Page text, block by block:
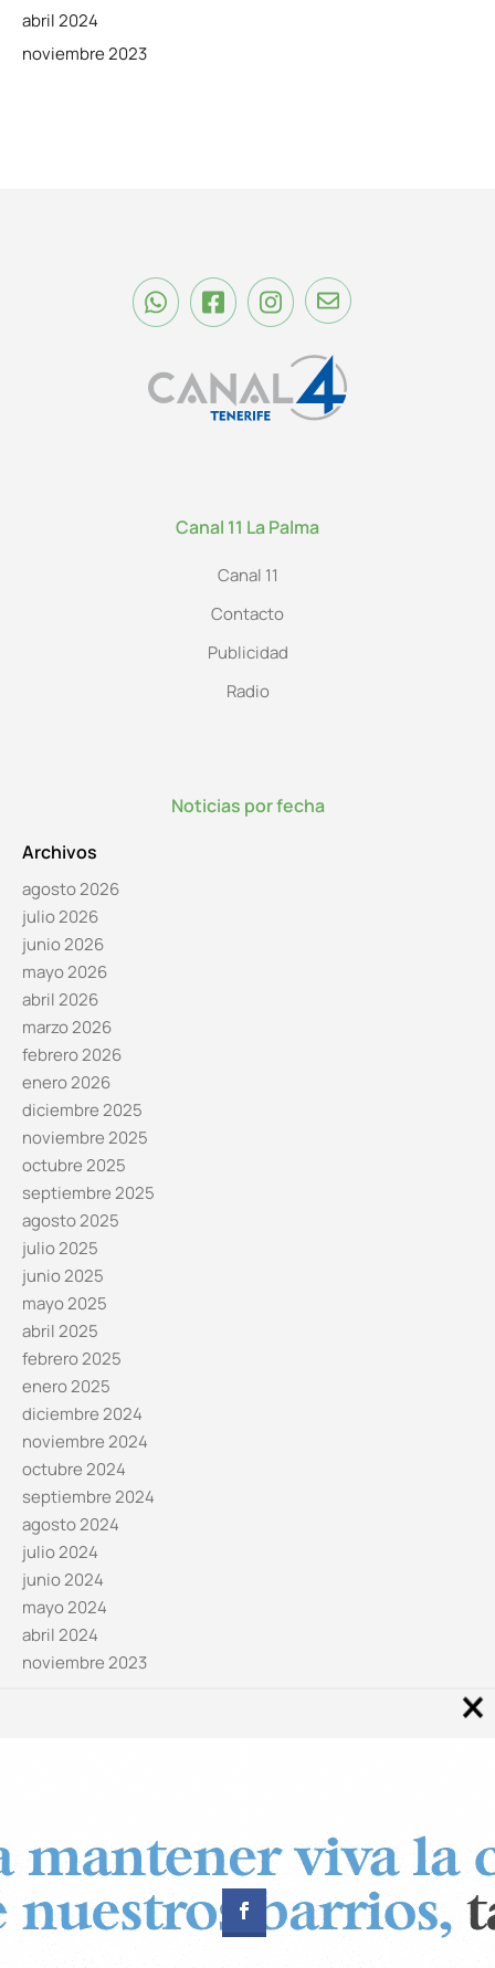
abril 2024
noviembre 2023
Canal 11 La Palma
Canal 11
Contacto
Publicidad
Radio
Noticias por fecha
Archivos
agosto 2026
julio 2026
junio 2026
mayo 2026
abril 2026
marzo 2026
febrero 2026
enero 2026
diciembre 2025
noviembre 2025
octubre 2025
septiembre 2025
agosto 2025
julio 2025
junio 2025
mayo 2025
abril 2025
febrero 2025
enero 2025
diciembre 2024
noviembre 2024
octubre 2024
septiembre 2024
agosto 2024
julio 2024
junio 2024
mayo 2024
abril 2024
noviembre 2023